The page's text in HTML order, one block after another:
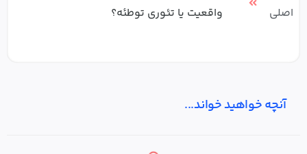
اصلی
واقعیت یا تئوری توطئه؟
آنچه خواهید خواند...